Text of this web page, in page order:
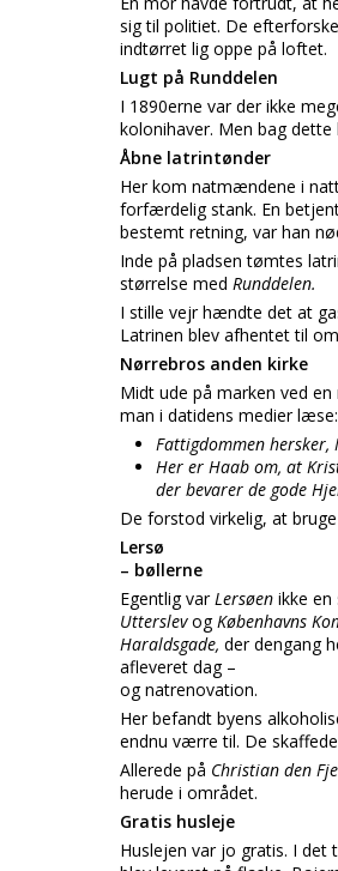
sig til politiet. De
indtørret lig oppe på loftet.
Lugt på Runddelen
I 1890erne var der ikke
kolonihaver. Men bag
Åbne latrintønder
Her kom natmændene i
forfærdelig stank. En
bestemt retning, var han
Inde på pladsen tømtes
størrelse med Runddelen.
I stille vejr hændte det at
Latrinen blev afhentet til
Nørrebros anden kirke
Midt ude på marken ved
man i datidens medier læse:
Fattigdommen
Her er Haab om, at
der bevarer de gode
De forstod virkelig, at
Lersø
– bøllerne
Egentlig varLersøen ikke
UtterslevogKøbenhavns
Haraldsgade, der dengang
afleveret dag –
og natrenovation.
Her befandt byens
endnu værre til. De
Allerede på Christian den
herude i området.
Gratis husleje
Huslejen var jo gratis. I